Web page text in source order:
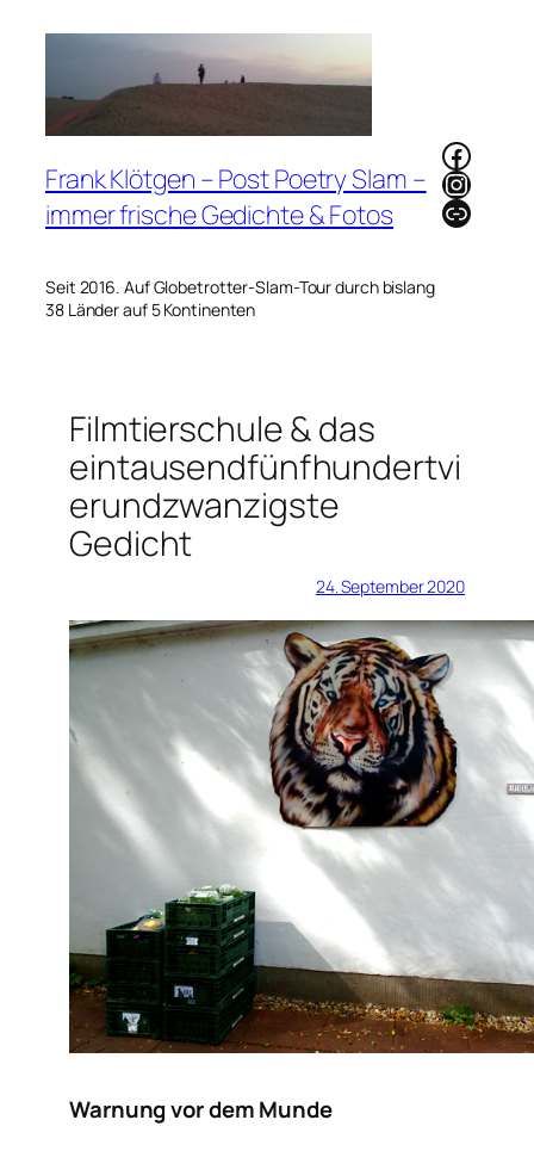
Frank Klötgen – Post Poetry Slam –
immer frische Gedichte & Fotos
Seit 2016. Auf Globetrotter-Slam-Tour durch bislang
38 Länder auf 5 Kontinenten
Link
Filmtierschule & das
eintausendfünfhundertvi
erundzwanzigste
Gedicht
24. September 2020
Warnung vor dem Munde